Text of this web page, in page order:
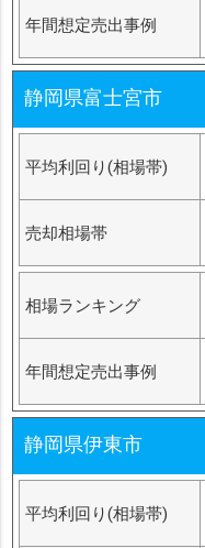
年間想定売出事例
静岡県富士宮市
平均利回り(相場帯)
売却相場帯
相場ランキング
年間想定売出事例
静岡県伊東市
平均利回り(相場帯)